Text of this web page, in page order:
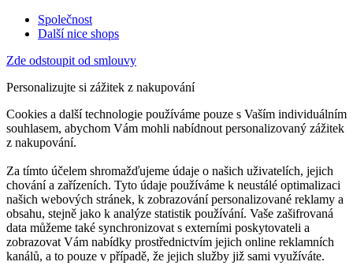
Společnost
Další nice shops
Zde odstoupit od smlouvy
Personalizujte si zážitek z nakupování
Cookies a další technologie používáme pouze s Vaším individuálním
souhlasem, abychom Vám mohli nabídnout personalizovaný zážitek
z nakupování.
Za tímto účelem shromažďujeme údaje o našich uživatelích, jejich
chování a zařízeních. Tyto údaje používáme k neustálé optimalizaci
našich webových stránek, k zobrazování personalizované reklamy a
obsahu, stejně jako k analýze statistik používání. Vaše zašifrovaná
data můžeme také synchronizovat s externími poskytovateli a
zobrazovat Vám nabídky prostřednictvím jejich online reklamních
kanálů, a to pouze v případě, že jejich služby již sami využíváte.